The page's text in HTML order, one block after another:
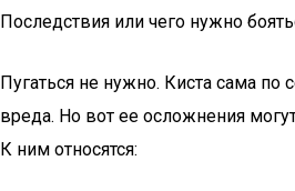
Последствия или чего нужно
Пугаться не нужно. Киста сама по
вреда. Но вот ее осложнения
К ним относятся: